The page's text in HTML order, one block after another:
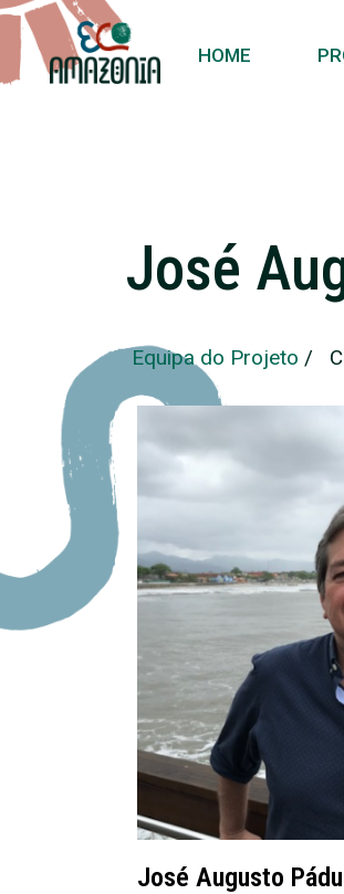
HOME
José
Equipa do Projeto /
José Augusto